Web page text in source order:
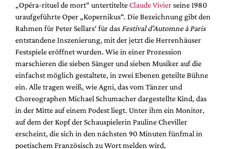
Podcast
Service
Shop / Abo
Newsletter
Redaktion
Autor:innen
Partner
Mediadaten
Suche
„Opéra-rituel de mort“ untertitelteClaude Vivierseine 1980
uraufgeführte Oper „Kopernikus“. Die Bezeichnung gibt den
Rahmen für Peter Sellars‘ für das Festival d’Automne à Paris
entstandene Inszenierung, mit der jetzt die Herrenhäuser
Festspiele eröffnet wurden. Wie in einer Prozession
marschieren die sieben Sänger und sieben Musiker auf die
einfachst möglich gestaltete, in zwei Ebenen geteilte Bühne
ein. Alle tragen weiß, wie Agni, das vom Tänzer und
Choreographen Michael Schumacher dargestellte Kind, das
in der Mitte auf einem Podest liegt. Unter ihm ein Monitor,
auf dem der Kopf der Schauspielerin Pauline Cheviller
erscheint, die sich in den nächsten 90 Minuten fünfmal in
poetischem Französisch zu Wort melden wird,